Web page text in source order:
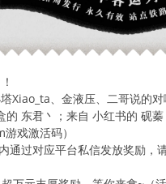
Xiao_ta、金液压、二哥说的
东君丶；来自 小红书的 砚
戏激活码）
通过对应平台私信发放奖励，